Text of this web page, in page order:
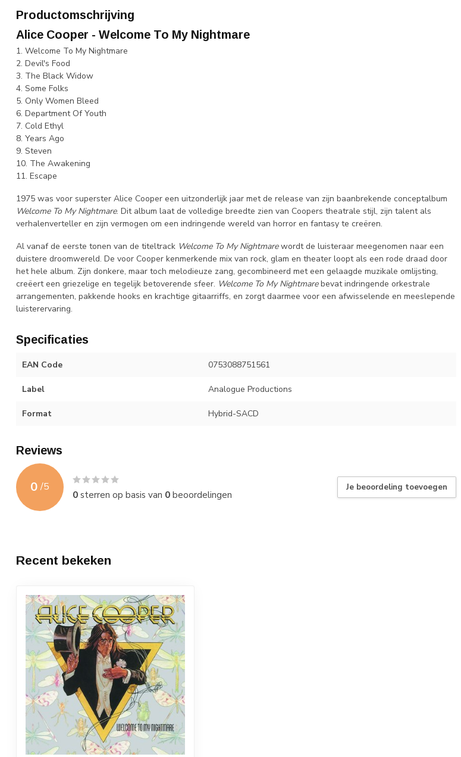
Productomschrijving
Alice Cooper - Welcome To My Nightmare
1. Welcome To My Nightmare
2. Devil's Food
3. The Black Widow
4. Some Folks
5. Only Women Bleed
6. Department Of Youth
7. Cold Ethyl
8. Years Ago
9. Steven
10. The Awakening
11. Escape
1975 was voor superster Alice Cooper een uitzonderlijk jaar met de release van zijn baanbrekende conceptalbum
Welcome To My Nightmare. Dit album laat de volledige breedte zien van Coopers theatrale stijl, zijn talent als
verhalenverteller en zijn vermogen om een indringende wereld van horror en fantasy te creëren.
Al vanaf de eerste tonen van de titeltrack Welcome To My Nightmarewordt de luisteraar meegenomen naar een
duistere droomwereld. De voor Cooper kenmerkende mix van rock, glam en theater loopt als een rode draad door
het hele album. Zijn donkere, maar toch melodieuze zang, gecombineerd met een gelaagde muzikale omlijsting,
creëert een griezelige en tegelijk betoverende sfeer. Welcome To My Nightmarebevat indringende orkestrale
arrangementen, pakkende hooks en krachtige gitaarriffs, en zorgt daarmee voor een afwisselende en meeslepende
luisterervaring.
Specificaties
EAN Code 0753088751561
Label Analogue Productions
Format Hybrid-SACD
Reviews
0 /5
0sterren op basis van 0beoordelingen
Je beoordeling toevoegen
Recent bekeken